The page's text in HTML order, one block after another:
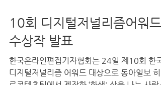
10회 디지털저널리즘어워드
수상작 발표
한국온라인편집기자협회는 24일 제10회 한국
디지털저널리즘 어워드 대상으로 동아일보 히